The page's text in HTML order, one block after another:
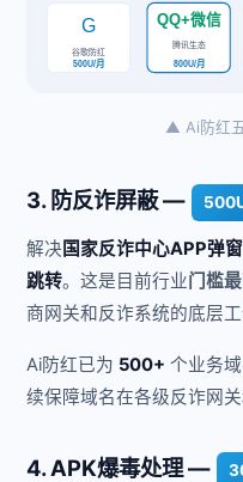
G
谷歌防红
500U/月
QQ+微信
腾讯生态
800U/月
▲ Ai防红
3. 防反诈屏蔽 —
解决国家反诈中心APP弹
跳转。这是目前行业门槛
商网关和反诈系统的底层工
Ai防红已为 500+ 个业务
续保障域名在各级反诈网
4. APK爆毒处理 —